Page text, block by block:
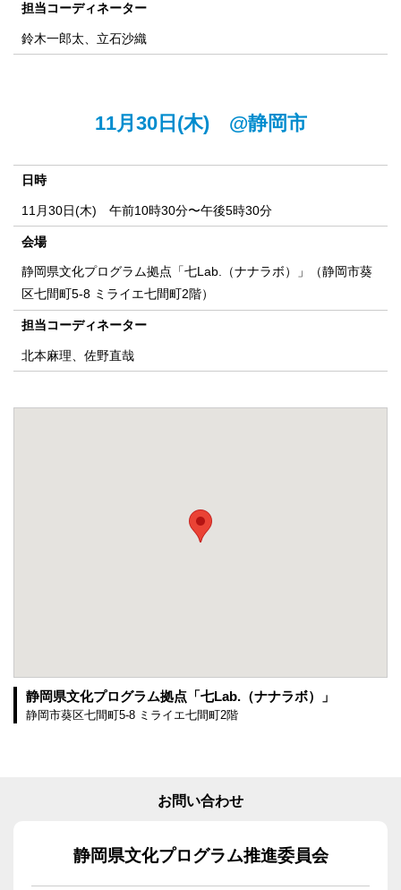
担当コーディネーター
鈴木一郎太、立石沙織
11月30日(木) @静岡市
日時
11月30日(木) 午前10時30分〜午後5時30分
会場
静岡県文化プログラム拠点「七Lab.（ナナラボ）」（静岡市葵
区七間町5-8 ミライエ七間町2階）
担当コーディネーター
北本麻理、佐野直哉
静岡県文化プログラム拠点「七Lab.（ナナラボ）」
静岡市葵区七間町5-8 ミライエ七間町2階
お問い合わせ
静岡県文化プログラム推進委員会